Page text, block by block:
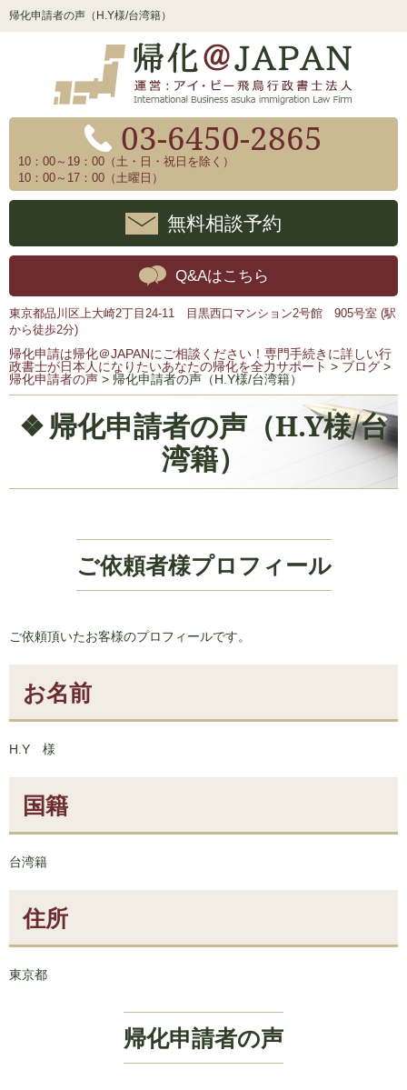
帰化申請者の声（H.Y様/台湾籍）
03-6450-2865
10：00～19：00（土・日・祝日を除く）
10：00～17：00（土曜日）
無料相談予約
Q&Aはこちら
東京都品川区上大崎2丁目24-11 目黒西口マンション2号館 905号室 (駅
から徒歩2分)
帰化申請は帰化＠JAPANにご相談ください！専門手続きに詳しい行
政書士が日本人になりたいあなたの帰化を全力サポート > ブログ >
帰化申請者の声 > 帰化申請者の声（H.Y様/台湾籍）
帰化申請者の声（H.Y様/台
湾籍）
ご依頼者様プロフィール
ご依頼頂いたお客様のプロフィールです。
お名前
H.Y 様
国籍
台湾籍
住所
東京都
帰化申請者の声